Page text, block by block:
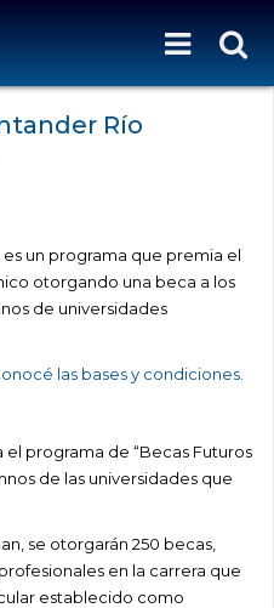
Río
es un programa que premia el
otorgando una beca a los
de universidades
las bases y condiciones.
programa de “Becas Futuros
de las universidades que
se otorgarán 250 becas,
en la carrera que
establecido como